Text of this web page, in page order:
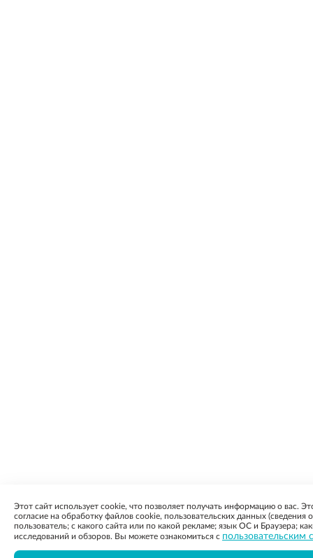
Этот сайт использует cookie, что позволяет получать информацию о вас.
согласие на обработку файлов cookie, пользовательских данных
пользователь; с какого сайта или по какой рекламе; язык ОС и Браузера;
исследований и обзоров. Вы можете ознакомиться с пользовательским